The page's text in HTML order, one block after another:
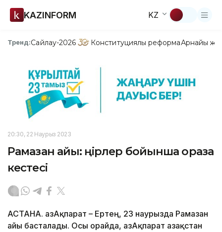
KAZINFORM KZ
Тренд:Сайлау-2026 Конституциялық реформаАрнайы
20:30, 22 Наурыз 2023
Рамазан айы: Өңірлер бойынша ораза
кестесі
АСТАНА. ҚазАқпарат – Ертең, 23 наурызда Рамазан
айы басталады. Осы орайда, ҚазАқпарат Қазақстан